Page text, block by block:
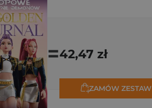
=42,47 zł
ZAMÓW ZESTAW